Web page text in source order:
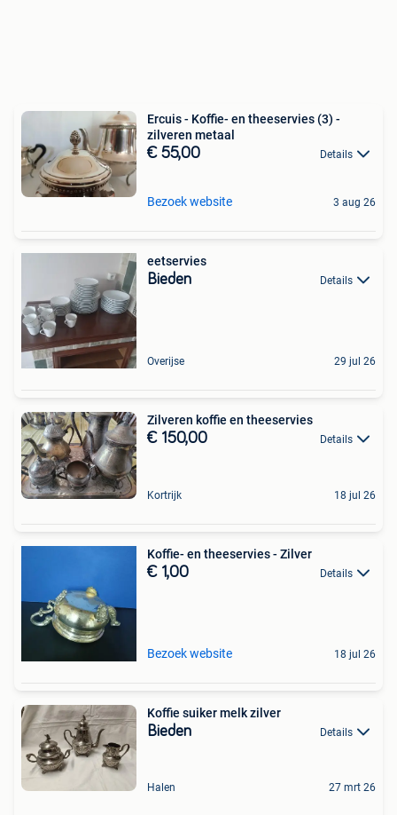
Ercuis - Koffie- en theeservies (3) -
zilveren metaal
€ 55,00 Details
Bezoek website 3 aug 26
eetservies
Bieden Details
Overijse 29 jul 26
Zilveren koffie en theeservies
€ 150,00 Details
Kortrijk 18 jul 26
Koffie- en theeservies - Zilver
€ 1,00 Details
Bezoek website 18 jul 26
Koffie suiker melk zilver
Bieden Details
Halen 27 mrt 26